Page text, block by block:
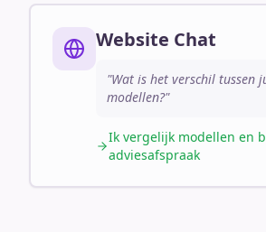
Website Chat
"Wat is het verschil tussen
modellen?"
Ik vergelijk modellen en
adviesafspraak